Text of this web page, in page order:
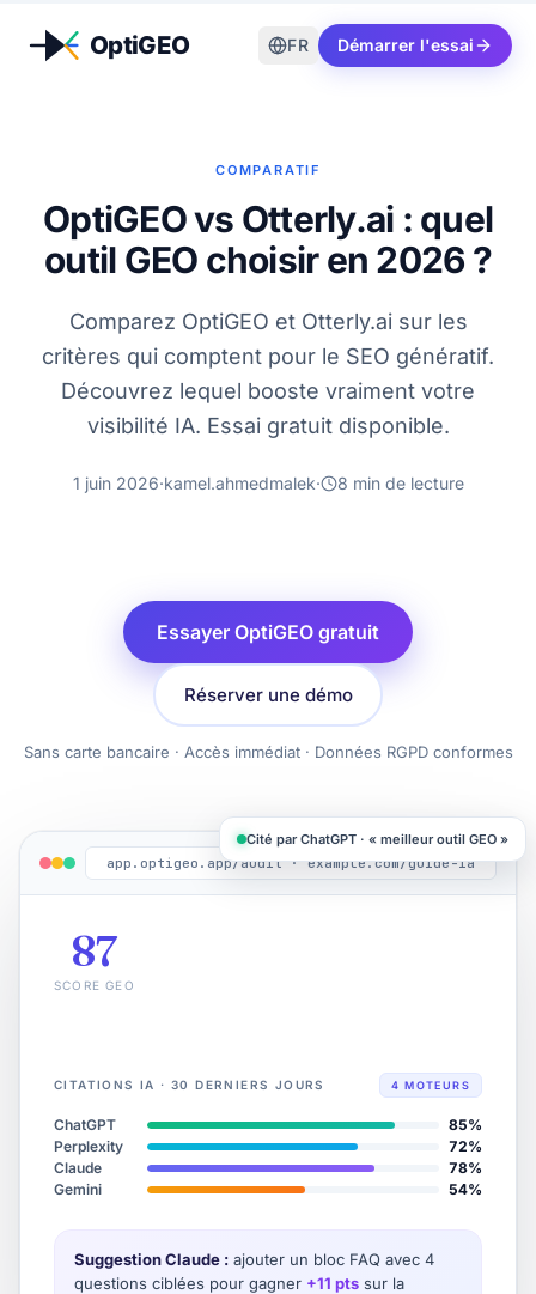
FR Démarrer l'essai
Aller au contenu
COMPARATIF
OptiGEO vs Otterly.ai : quel
outil GEO choisir en 2026 ?
Comparez OptiGEO et Otterly.ai sur les
critères qui comptent pour le SEO génératif.
Découvrez lequel booste vraiment votre
visibilité IA. Essai gratuit disponible.
1 juin 2026·kamel.ahmedmalek· 8 min de lecture
Essayer OptiGEO gratuit
Réserver une démo
Sans carte bancaire · Accès immédiat · Données RGPD conformes
app.optigeo.app/audit · example.com/guide-ia
87
SCORE GEO
CITATIONS IA · 30 DERNIERS JOURS 4 MOTEURS
ChatGPT
85%
Perplexity
72%
Claude
78%
Gemini
54%
Suggestion Claude : ajouter un bloc FAQ avec 4
questions ciblées pour gagner +11 pts sur la
Cité par ChatGPT · « meilleur outil GEO »